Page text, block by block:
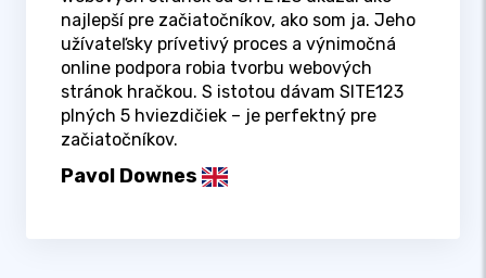
najlepší pre začiatočníkov, ako som ja. Jeho
užívateľsky prívetivý proces a výnimočná
online podpora robia tvorbu webových
stránok hračkou. S istotou dávam SITE123
plných 5 hviezdičiek – je perfektný pre
začiatočníkov.
Pavol Downes